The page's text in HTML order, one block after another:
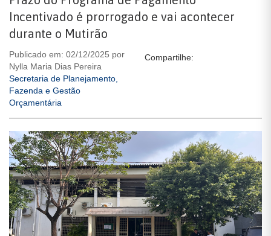
Incentivado é prorrogado e vai acontecer
durante o Mutirão
Publicado em: 02/12/2025 por
Nylla Maria Dias Pereira
Secretaria de Planejamento,
Fazenda e Gestão
Orçamentária
Compartilhe: